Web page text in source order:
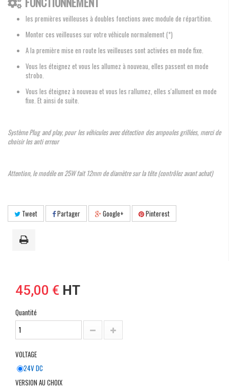
les premières veilleuses à doubles fonctions avec module de répartition.
Monter ces veilleuses sur votre véhicule normalement (*)
A la première mise en route les veilleuses sont activées en mode fixe.
Vous les éteignez et vous les allumez à nouveau, elles passent en mode
strobo.
Vous les éteignez à nouveau et vous les rallumez, elles s'allument en mode
fixe. Et ainsi de suite.
Système Plug and play, pour les véhicules avec détection des ampoules grillées, merci de
choisir les anti erreur
Attention, le modéle en 25W fait 12mm de diamètre sur la tête (contrôlez avant achat)
Tweet Partager Google+ Pinterest
45,00 € HT
Quantité
VOLTAGE
24V DC
VERSION AU CHOIX